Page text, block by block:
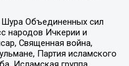
Объединенных сил
народов Ичкерии и
Священная война,
Партия исламского